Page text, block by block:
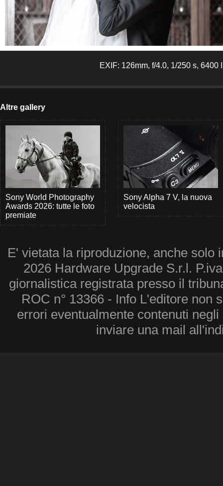
EXIF: 126mm, f/4.0, 1/250 s, 6400
Altre gallery
Sony World Photography
Awards 2026: tutte le foto
premiate
Sony Alpha 7 V, la nuova
velocista
E' vietata la riproduzione, anche solo
2026 Hardware Upgrade S.r.l.
giornalistica registrata presso il
ROC n° 13366 - Info L'editore non
errori eventualmente contenuti
inviare una mail